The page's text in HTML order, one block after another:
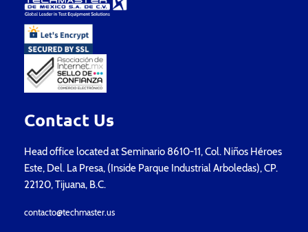
Contact Us
Head office located at Seminario 8610-11, Col. Niños Héroes
Este, Del. La Presa, (Inside Parque Industrial Arboledas), CP.
22120, Tijuana, B.C.
contacto@techmaster.us